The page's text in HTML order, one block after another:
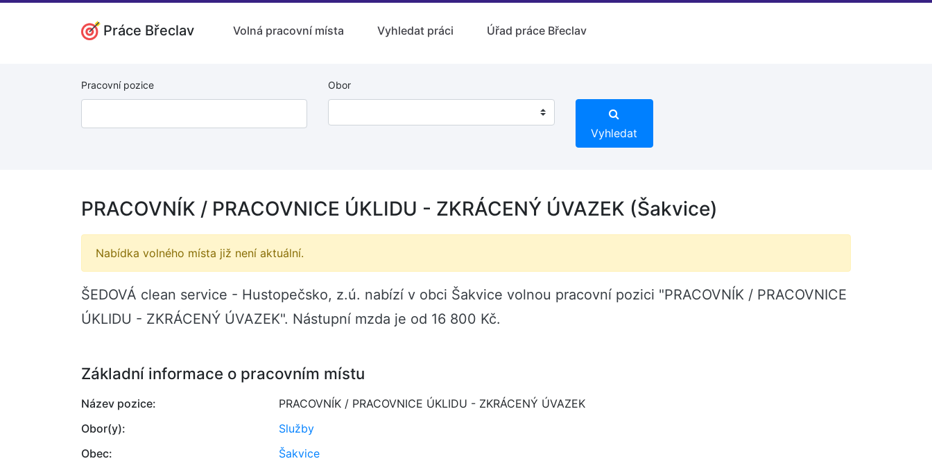
Práce Břeclav Volná pracovní místa Vyhledat práci Úřad práce Břeclav
Pracovní pozice Obor
Vyhledat
PRACOVNÍK / PRACOVNICE ÚKLIDU - ZKRÁCENÝ ÚVAZEK (Šakvice)
Nabídka volného místa již není aktuální.
ŠEDOVÁ clean service - Hustopečsko, z.ú. nabízí v obci Šakvice volnou pracovní pozici "PRACOVNÍK / PRACOVNICE
ÚKLIDU - ZKRÁCENÝ ÚVAZEK". Nástupní mzda je od 16 800 Kč.
Základní informace o pracovním místu
Název pozice:
PRACOVNÍK / PRACOVNICE ÚKLIDU - ZKRÁCENÝ ÚVAZEK
Obor(y):
Služby
Obec:
Šakvice